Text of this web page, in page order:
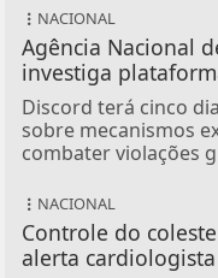
NACIONAL
Agência Nacional
investiga
Discord terá cinco
sobre mecanismos
combater violações
NACIONAL
Controle do
alerta cardiologista